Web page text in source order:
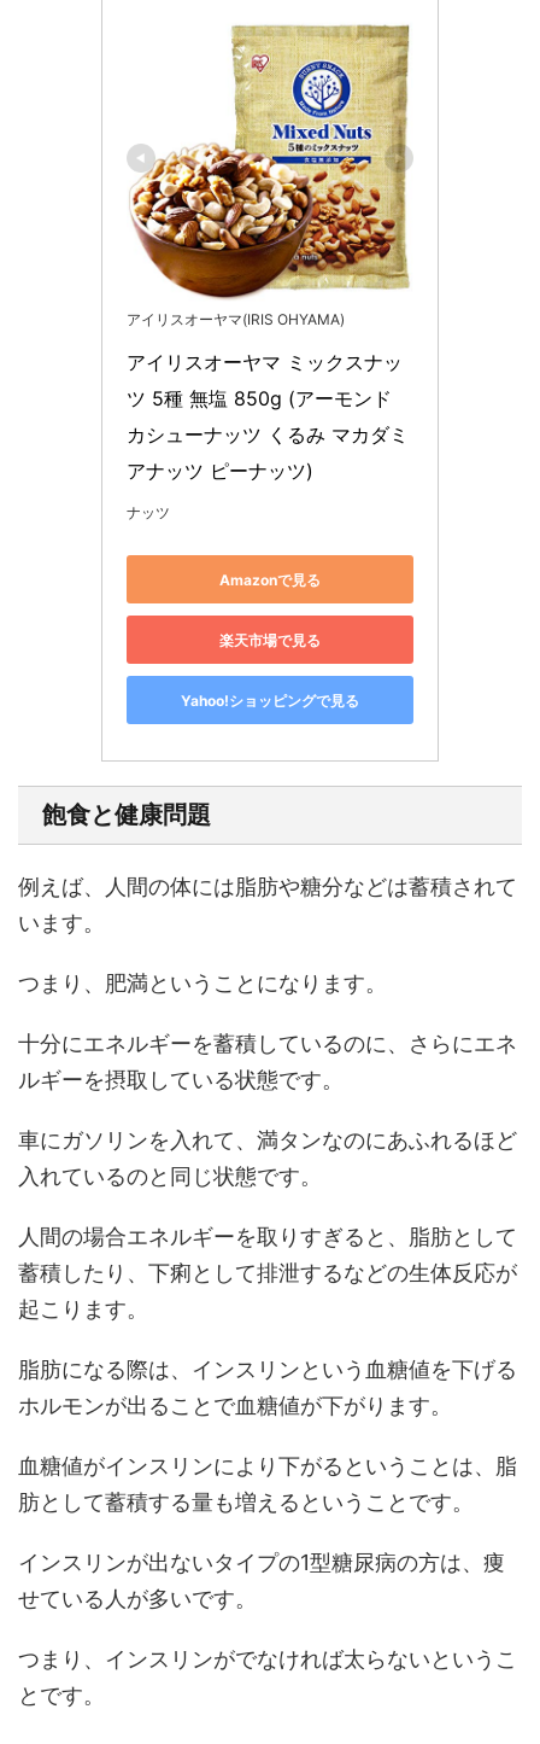
‎アイリスオーヤマ(IRIS OHYAMA)
アイリスオーヤマ ミックスナッ
ツ 5種 無塩 850g (アーモンド
カシューナッツ くるみ マカダミ
アナッツ ピーナッツ)
ナッツ
Amazonで見る
楽天市場で見る
Yahoo!ショッピングで見る
飽食と健康問題
例えば、人間の体には脂肪や糖分などは蓄積されて
います。
つまり、肥満ということになります。
十分にエネルギーを蓄積しているのに、さらにエネ
ルギーを摂取している状態です。
車にガソリンを入れて、満タンなのにあふれるほど
入れているのと同じ状態です。
人間の場合エネルギーを取りすぎると、脂肪として
蓄積したり、下痢として排泄するなどの生体反応が
起こります。
脂肪になる際は、インスリンという血糖値を下げる
ホルモンが出ることで血糖値が下がります。
血糖値がインスリンにより下がるということは、脂
肪として蓄積する量も増えるということです。
インスリンが出ないタイプの1型糖尿病の方は、痩
せている人が多いです。
つまり、インスリンがでなければ太らないというこ
とです。